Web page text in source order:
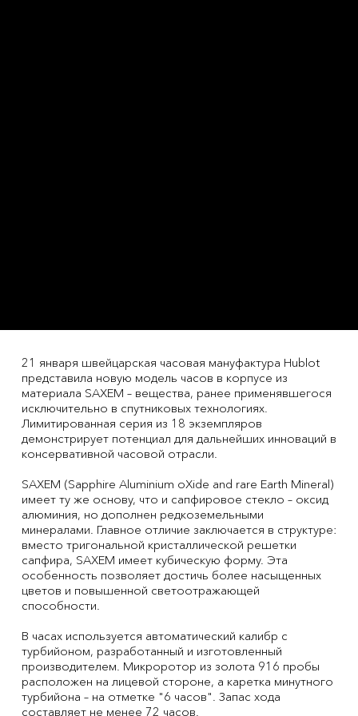
21 января швейцарская часовая мануфактура Hublot
представила новую модель часов в корпусе из
материала SAXEM – вещества, ранее применявшегося
исключительно в спутниковых технологиях.
Лимитированная серия из 18 экземпляров
демонстрирует потенциал для дальнейших инноваций в
консервативной часовой отрасли.
SAXEM (Sapphire Aluminium oXide and rare Earth Mineral)
имеет ту же основу, что и сапфировое стекло – оксид
алюминия, но дополнен редкоземельными
минералами. Главное отличие заключается в структуре:
вместо тригональной кристаллической решетки
сапфира, SAXEM имеет кубическую форму. Эта
особенность позволяет достичь более насыщенных
цветов и повышенной светоотражающей
способности.
В часах используется автоматический калибр с
турбийоном, разработанный и изготовленный
производителем. Микроротор из золота 916 пробы
расположен на лицевой стороне, а каретка минутного
турбийона – на отметке "6 часов". Запас хода
составляет не менее 72 часов.